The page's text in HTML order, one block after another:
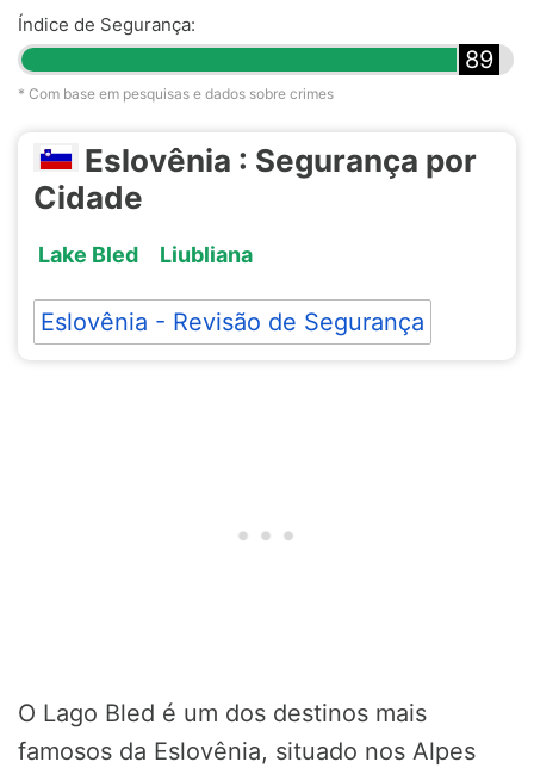
Índice de Segurança:
89
* Com base em pesquisas e dados sobre crimes
Eslovênia : Segurança por
Cidade
Lake Bled Liubliana
Eslovênia - Revisão de Segurança
O Lago Bled é um dos destinos mais
famosos da Eslovênia, situado nos Alpes